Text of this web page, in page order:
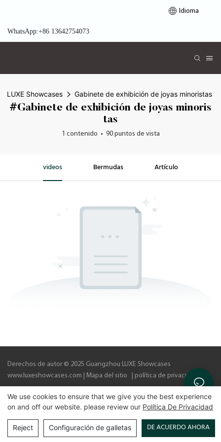
Idioma
WhatsApp:+86 13642754073
LUXE Showcases Gabinete de exhibición de joyas minoristas
#Gabinete de exhibición de joyas minoris
tas
1 contenido 90 puntos de vista
videos Bermudas Artículo
Derechos de autor © 2025 Guangzhou LUXE Showcases
www.luxeshowcases.com |
Mapa del sitio política de privacidad
We use cookies to ensure that we give you the best experience
on and off our website. please review our Política De Privacidad
Reject Configuración de galletas DE ACUERDO AHORA